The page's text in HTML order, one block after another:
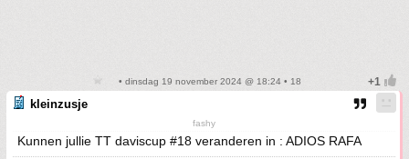
• dinsdag 19 november 2024 @ 18:24 • 18
kleinzusje
fashy
Kunnen jullie TT daviscup #18 veranderen in : ADIOS RAFA